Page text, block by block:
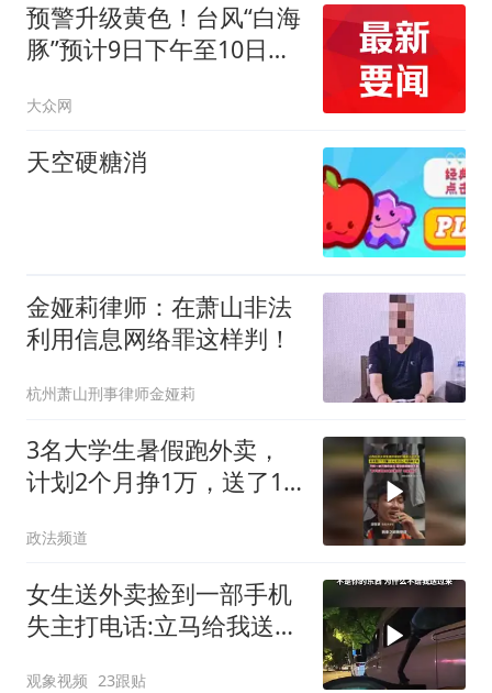
预警升级黄色！台风“白海
豚”预计9日下午至10日早
大众网
天空硬糖消
金娅莉律师：在萧山非法
利用信息网络罪这样判！
杭州萧山刑事律师金娅莉
3名大学生暑假跑外卖，
计划2个月挣1万，送了1
政法频道
女生送外卖捡到一部手机
失主打电话:立马给我送过
观象视频 23跟贴